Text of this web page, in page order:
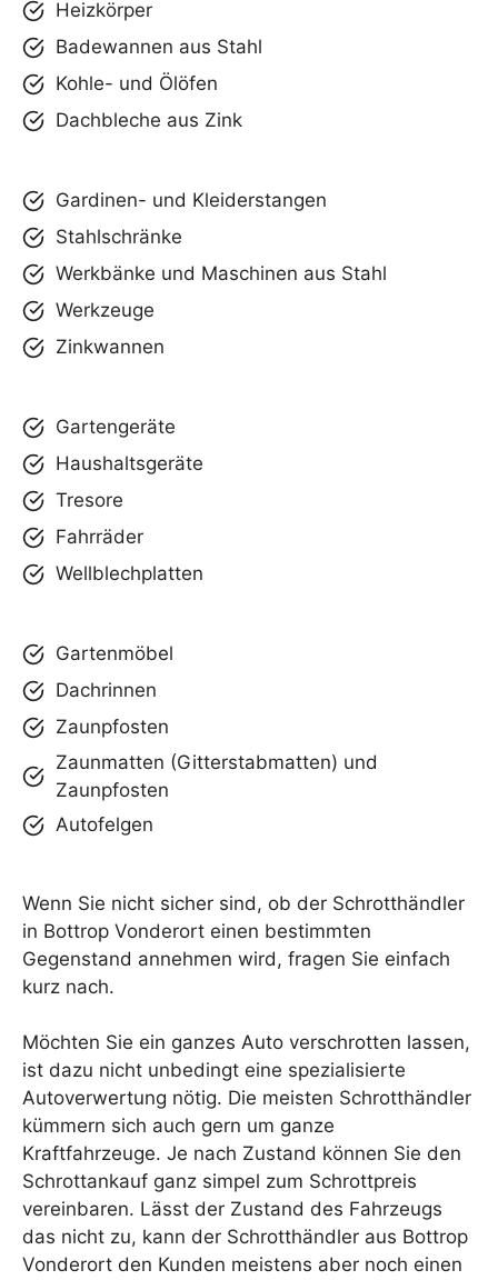
Heizkörper
Badewannen aus Stahl
Kohle- und Ölöfen
Dachbleche aus Zink
Gardinen- und Kleiderstangen
Stahlschränke
Werkbänke und Maschinen aus Stahl
Werkzeuge
Zinkwannen
Gartengeräte
Haushaltsgeräte
Tresore
Fahrräder
Wellblechplatten
Gartenmöbel
Dachrinnen
Zaunpfosten
Zaunmatten (Gitterstabmatten) und
Zaunpfosten
Autofelgen
Wenn Sie nicht sicher sind, ob der Schrotthändler
in Bottrop Vonderort einen bestimmten
Gegenstand annehmen wird, fragen Sie einfach
kurz nach.
Möchten Sie ein ganzes Auto verschrotten lassen,
ist dazu nicht unbedingt eine spezialisierte
Autoverwertung nötig. Die meisten Schrotthändler
kümmern sich auch gern um ganze
Kraftfahrzeuge. Je nach Zustand können Sie den
Schrottankauf ganz simpel zum Schrottpreis
vereinbaren. Lässt der Zustand des Fahrzeugs
das nicht zu, kann der Schrotthändler aus Bottrop
Vonderort den Kunden meistens aber noch einen